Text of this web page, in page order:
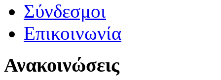
Σύνδεσμοι
Επικοινωνία
Ανακοινώσεις